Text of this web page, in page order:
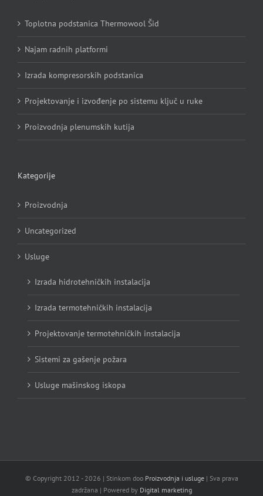
Toplotna podstanica Thermowool Šid
Najam radnih platformi
Izrada kompresorskih podstanica
Projektovanje i izvođenje po sistemu ključ u ruke
Proizvodnja plenumskih kutija
Kategorije
Proizvodnja
Uncategorized
Usluge
Izrada hidrotehničkih instalacija
Izrada termotehničkih instalacija
Projektovanje termotehničkih instalacija
Sistemi za gašenje požara
Usluge mašinskog iskopa
© Copyright 2012 - 2026 | Stinkom doo Proizvodnja i usluge| Sva prava
zadržana | Powered by Digital marketing